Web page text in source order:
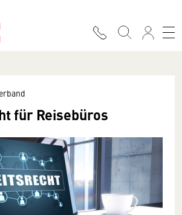
für Reisebüros